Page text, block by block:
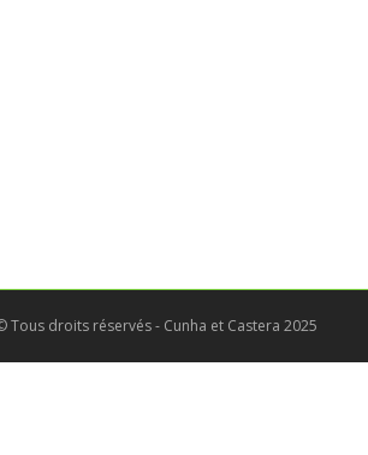
Tous droits réservés - Cunha et Castera 2025